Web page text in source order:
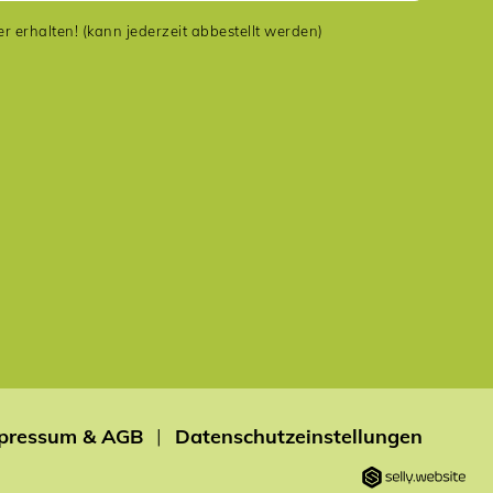
erhalten! (kann jederzeit abbestellt werden)
& AGB | Datenschutzeinstellungen